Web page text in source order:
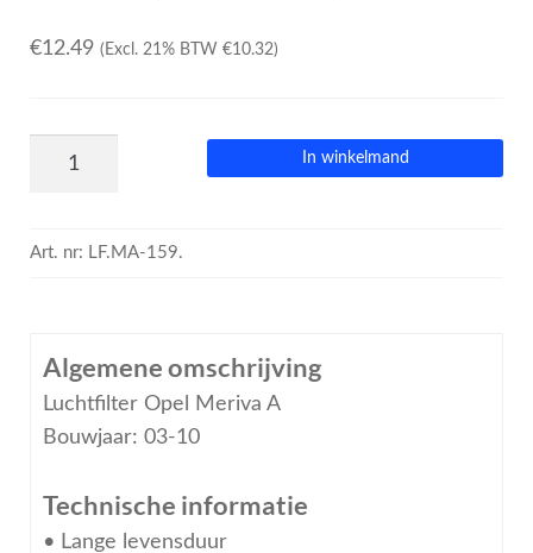
€12.49 (Excl. 21% BTW €10.32)
In winkelmand
Art. nr: LF.MA-159.
Algemene omschrijving
Luchtfilter Opel Meriva A
Bouwjaar: 03-10
Technische informatie
• Lange levensduur